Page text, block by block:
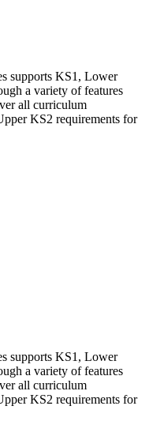
supports KS1, Lower
a variety of features
all curriculum
KS2 requirements for
supports KS1, Lower
a variety of features
all curriculum
KS2 requirements for